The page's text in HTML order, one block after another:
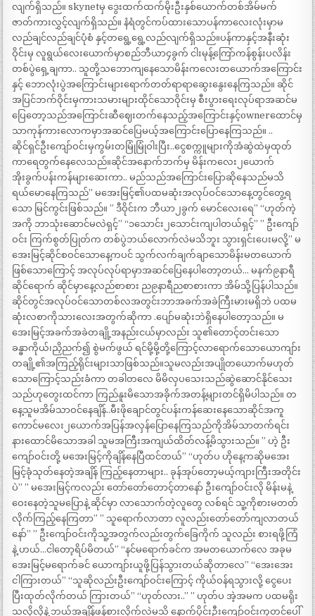
လျက်ရှိသည်။ skynetမှ ဒွေးထက်ထက်မိုးဦးနှစ်ယောက်တစ်အိမ်မက်
ဇာတ်ကားလွှင့်လျက်ရှိသည်။ နံရံတွင်ကပ်ထားသောပန်ကာလေးလုံးမှာမ
လည်ချင်လည်ချင်ပုံစံ နှင့်တရွေ့ရွေ့လည်လျက်ရှိသည်။ပန်ကာနှင့်အနီးဆုံး
ဝိုင်းမှ လူရွယ်လေးယောက်မှာစည်ဘီယာ၄ခွက် ငါးမုန့်ကြော်ကန်စွန်းပလိန်း
တစ်ပွဲရှေ့ချကာ.. သူတို့သဘောကျနေသောမိန်းကလေးတယောက်အကြောင်း
နှင့် ဘောလုံးပွဲအကြောင်းများရောက်တတ်ရာရာဆွေးနွေးနေကြသည်။ ဆိုင်
အပြင်ဘက်ဝိုင်းမှကားသမားများထိုင်သောဝိုင်းမှ စီးပွားရေးလုပ်ရာအဆင်မ
ပြေတော့သည်အကြောင်းဆီဈေးတက်နေသည့်အကြောင်းနှင့်ownerထောင်မှ
သာကုန်ကားလောကမှာအဆင်ပြေမယ့်အကြောင်းပြောနေကြသည်။ ..
ဆိုင်ရှင်ဦးကျော်ဝင်းမှကွမ်းတမြုံမြုံဝါးပြီး..ငွေစက္ကူများကိုအံဆွဲထဲမှထုတ်
ကာရေတွက်နေလေသည်။ဆိုင်အနောက်ဘက်မှ မိန်းကလေး၂ယောက်
အိုးခွက်ပန်းကန်များဆေးကာ.. မည်သည်အကြောင်းပြောဆိုနေသည်မသိ
ရယ်မောနေကြသည်” မအေးမြင့်၏ပထမဆုံးအလုပ်ဝင်သောနေ့တွင်တွေ့ရ
သော မြင်ကွင်းဖြစ်သည်။ ” ဒီဝိုင်းက ဘီယာ၂ခွက် မောင်လေးရေ” “ဟုတ်ကဲ့
အကို ဘာသုံးဆောင်မလဲရှင့်” “၁သောင်း၂သောင်းကျပါတယ်ရှင့်” ” ဦးကျော်
ဝင်း ကြက်စွတ်ပြုတ်က တစ်ပွဲဘယ်လောက်လဲမသိဘူး သွားရှင်းပေးမလို့” မ
အေးမြင့်ဆိုင်စဝင်သောနေ့ကပင် သွက်လက်ချက်ချာသောမိန်းမတယောက်
ဖြစ်သောကြောင့် အလုပ်လုပ်ရာမှာအဆင်ပြေနေပါတော့တယ်… မနက်၉နာရီ
ဆိုင်ရောက် ဆိုင်မှာနေ့လည်စာစား ည၉နာရီညစာစားကာ အိမ်သို့ပြန်ပါသည်။
ဆိုင်တွင်အလုပ်ဝင်သောတစ်လအတွင်းဘာအခက်အခဲကြီးမားမရှိဘဲ ပထမ
ဆုံးလစာကိုသားလေးအတွက်ဆိုကာ .ပျော်မဆုံးဘဲရှိနေပါတော့သည်။ မ
အေးမြင့်အခက်အခဲတချို့အနည်းငယ်မှာလည်း သူ၏တောင့်တင်းသော
ခန္ဓာကိုယ်၊ညှိညက်၍ စွဲမက်ဖွယ် ရင်မို့မို့တို့ကြောင့်လာရောက်သောယောကျာ်း
တချို့၏အကြည့်ရိုင်းများသာဖြစ်သည်။သူမလည်းအပျိုတယောက်မဟုတ်
သောကြောင့်သည်းခံကာ တခါတလေ မိမိလှပသေးသည်ဆွဲဆောင်နိုင်သေး
သည်ဟုတွေးထင်ကာ ကြည်နူးမိသောအခိုက်အတန့်များတင်ရှိမိပါသည်။ တ
နေ့သူမအိမ်သာဝင်နေချိန်..မီးဖိုချောင်တွင်ပန်းကန်ဆေးနေသောဆိုင်အကူ
ကောင်မလေး၂ယောက်အပြန်အလှန်ပြောနေကြသည်ကိုအိမ်သာတက်ရင်း
နားထောင်မိသောအခါ သူမအကြီးအကျယ်ထိတ်လန့်မိသွားသည်။ ” ဟဲ့ ဦး
ကျော်ဝင်းတို့ မအေးမြင့်ကိုချိန်နေပြီထင်တယ်” “ဟုတ်ပ ဟိုနေ့ကဆိုမအေး
မြင့်ခုံသုတ်နေတဲ့အချိန် ကြည့်နေတာများ.. ခုန်အုပ်တော့မယ့်ကျားကြီးအတိုင်း
ပဲ” ” မအေးမြင့်ကလည်း တော်တော်တောင့်တာနော် ဦးကျော်ဝင်းလို မိန်းမနဲ့
ဝေးနေတဲ့သူမပြောနဲ့ ဆိုင်မှာ လာသောက်တဲ့လူတွေ လစ်ရင် သူ့ကိုစားမတတ်
လိုက်ကြည့်နေကြတာ” ” သူရောက်လာတာ လူလည်းတော်တော်ကျလာတယ်
နော်” ” ဦးကျော်ဝင်းကိုသူ့အတွက်လည်းတွက်ခြေကိုက် သူလည်း စားရဖို့ကြံ
နဲ့ ဟယ်…ငါတော့ရိပ်မိတယ်” “နင်မရောက်ခင်က အမတယောက်လေ အခုမ
အေးမြင့်မရောက်ခင် ယောကျာ်းယူဖို့ပြန်သွားတယ်ဆိုတာလေ” “အေးအေး
ငါကြားတယ်” “သူဆိုလည်းဦးကျော်ဝင်းကြောင့် ကိုယ်ဝန်ရသွားလို့ ငွေပေး
ပြီးထုတ်လိုက်တယ် ကြားတယ်” “ဟုတ်လား..” ” ဟုတ်ပ အဲ့အမက ပထမရိုး
သလိုလိုနဲ့ ဘယ်အချိန်ဖန်စားလိုက်လဲမသိ နောက်ပိုင်းဦးကျော်ဝင်းကုတင်ပေါ်